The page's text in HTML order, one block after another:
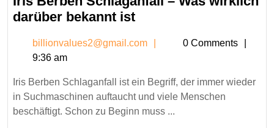
2025
darüber bekannt istIris
Schlaganfall
Was
wirklich
darüber
billionvalues2@gmail.com
0 Comments
9:36 am
Iris Berben Schlaganfall ist ein Begriff, der immer wieder
in Suchmaschinen auftaucht und viele Menschen
beschäftigt. Schon zu Beginn muss ...